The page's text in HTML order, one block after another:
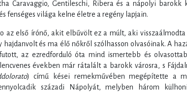
Caravaggio, Gentileschi, Ribera és a nápolyi barokk
fenséges világa kelne életre a regény lapjain.
az első írónő, akit elbűvölt ez a múlt, aki
hajdanvolt és ma élő nőkről szólhasson olvasóinak. A
az ezredforduló óta mind ismertebb és
években már rátalált a barokk városra, s
) című kései remekművében megépítette a
századi Nápolyát, melyben három